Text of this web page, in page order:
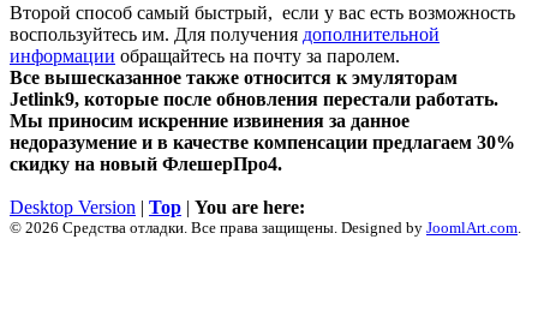
Второй способ самый быстрый, если у вас есть возможность
воспользуйтесь им. Для получения дополнительной
информации обращайтесь на почту за паролем.
Все вышесказанное также относится к эмуляторам
Jetlink9, которые после обновления перестали работать.
Мы приносим искренние извинения за данное
недоразумение и в качестве компенсации предлагаем 30%
скидку на новый ФлешерПро4.
Desktop Version | Top | You are here:
© 2026 Средства отладки. Все права защищены. Designed by JoomlArt.com